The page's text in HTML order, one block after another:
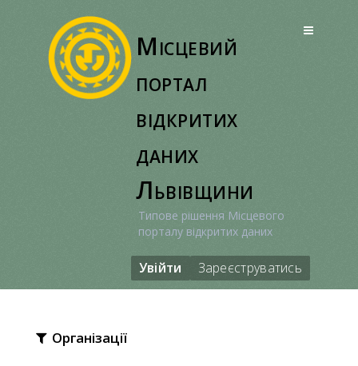
Місцевий
портал
відкритих
даних
Львівщини
Типове рішення Місцевого
порталу відкритих даних
Увійти Зареєструватись
Організації